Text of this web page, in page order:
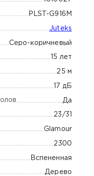
PLST-G916M
Juteks
Серо-коричневый
15 лет
25 м
17 дБ
Да
23/31
Glamour
2300
Вспененная
Дерево